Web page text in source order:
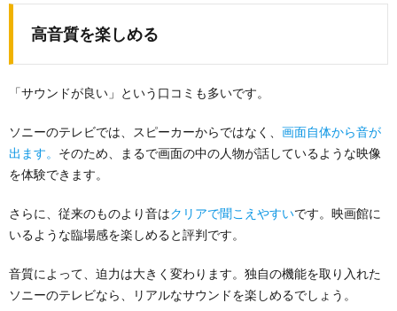
高音質を楽しめる
「サウンドが良い」という口コミも多いです。
ソニーのテレビでは、スピーカーからではなく、 画面自体から音が
出ます。 そのため、まるで画面の中の人物が話しているような映像
を体験できます。
さらに、従来のものより音はクリアで聞こえやすいです。映画館に
いるような臨場感を楽しめると評判です。
音質によって、迫力は大きく変わります。独自の機能を取り入れた
ソニーのテレビなら、リアルなサウンドを楽しめるでしょう。